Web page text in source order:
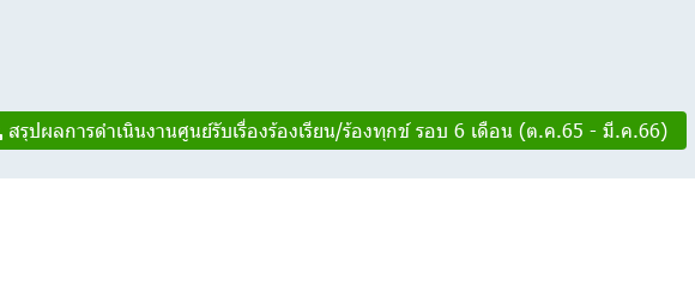
สรุปผลการดำเนินงานศูนย์รับเรื่องร้องเรียน/ร้องทุกข์ รอบ 6 เดือน (ต.ค.65 - มี.ค.66)